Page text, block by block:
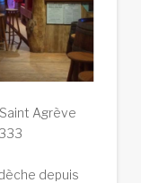
Agrève
depuis